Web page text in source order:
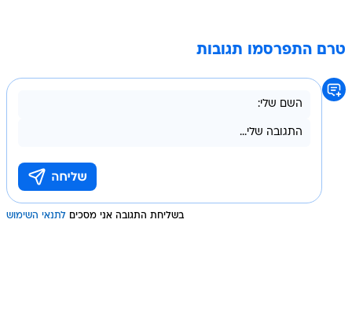
טרם התפרסמו תגובות
בשליחת התגובה אני מסכים לתנאי השימוש